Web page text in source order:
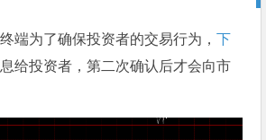
端为了确保投资者的交易行为，下
给投资者，第二次确认后才会向市